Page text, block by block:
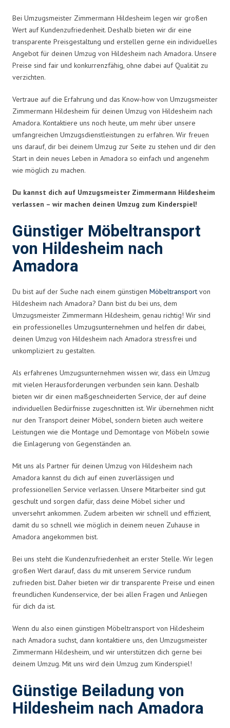
Bei Umzugsmeister Zimmermann Hildesheim legen wir großen
Wert auf Kundenzufriedenheit. Deshalb bieten wir dir eine
transparente Preisgestaltung und erstellen gerne ein individuelles
Angebot für deinen Umzug von Hildesheim nach Amadora. Unsere
Preise sind fair und konkurrenzfähig, ohne dabei auf Qualität zu
verzichten.
Vertraue auf die Erfahrung und das Know-how von Umzugsmeister
Zimmermann Hildesheim für deinen Umzug von Hildesheim nach
Amadora. Kontaktiere uns noch heute, um mehr über unsere
umfangreichen Umzugsdienstleistungen zu erfahren. Wir freuen
uns darauf, dir bei deinem Umzug zur Seite zu stehen und dir den
Start in dein neues Leben in Amadora so einfach und angenehm
wie möglich zu machen.
Du kannst dich auf Umzugsmeister Zimmermann Hildesheim
verlassen – wir machen deinen Umzug zum Kinderspiel!
Günstiger Möbeltransport
von Hildesheim nach
Amadora
Du bist auf der Suche nach einem günstigen Möbeltransport von
Hildesheim nach Amadora? Dann bist du bei uns, dem
Umzugsmeister Zimmermann Hildesheim, genau richtig! Wir sind
ein professionelles Umzugsunternehmen und helfen dir dabei,
deinen Umzug von Hildesheim nach Amadora stressfrei und
unkompliziert zu gestalten.
Als erfahrenes Umzugsunternehmen wissen wir, dass ein Umzug
mit vielen Herausforderungen verbunden sein kann. Deshalb
bieten wir dir einen maßgeschneiderten Service, der auf deine
individuellen Bedürfnisse zugeschnitten ist. Wir übernehmen nicht
nur den Transport deiner Möbel, sondern bieten auch weitere
Leistungen wie die Montage und Demontage von Möbeln sowie
die Einlagerung von Gegenständen an.
Mit uns als Partner für deinen Umzug von Hildesheim nach
Amadora kannst du dich auf einen zuverlässigen und
professionellen Service verlassen. Unsere Mitarbeiter sind gut
geschult und sorgen dafür, dass deine Möbel sicher und
unversehrt ankommen. Zudem arbeiten wir schnell und effizient,
damit du so schnell wie möglich in deinem neuen Zuhause in
Amadora angekommen bist.
Bei uns steht die Kundenzufriedenheit an erster Stelle. Wir legen
großen Wert darauf, dass du mit unserem Service rundum
zufrieden bist. Daher bieten wir dir transparente Preise und einen
freundlichen Kundenservice, der bei allen Fragen und Anliegen
für dich da ist.
Wenn du also einen günstigen Möbeltransport von Hildesheim
nach Amadora suchst, dann kontaktiere uns, den Umzugsmeister
Zimmermann Hildesheim, und wir unterstützen dich gerne bei
deinem Umzug. Mit uns wird dein Umzug zum Kinderspiel!
Günstige Beiladung von
Hildesheim nach Amadora